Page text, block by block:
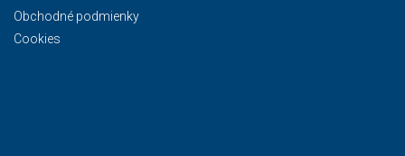
Obchodné podmienky
Cookies